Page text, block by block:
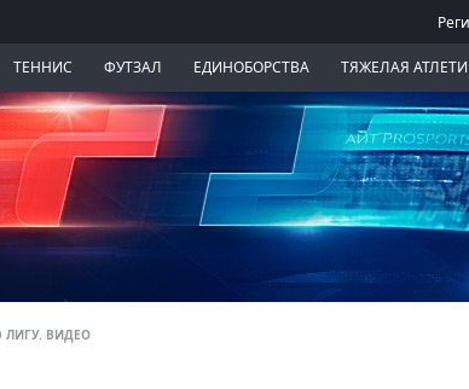
ТЕННИС ФУТЗАЛ ЕДИНОБОРСТВА ТЯЖЕЛАЯ
ЛИГУ. ВИДЕО